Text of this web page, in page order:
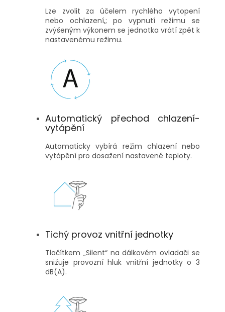
Lze zvolit za účelem rychlého vytopení
nebo ochlazení,; po vypnutí režimu se
zvýšeným výkonem se jednotka vrátí zpět k
nastavenému režimu.
Automatický přechod chlazení-
vytápění
Automaticky vybírá režim chlazení nebo
vytápění pro dosažení nastavené teploty.
Tichý provoz vnitřní jednotky
Tlačítkem „Silent“ na dálkovém ovladači se
snižuje provozní hluk vnitřní jednotky o 3
dB(A).